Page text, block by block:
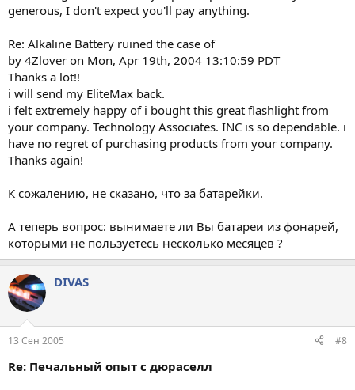
generous, I don't expect you'll pay anything.
Re: Alkaline Battery ruined the case of
by 4Zlover on Mon, Apr 19th, 2004 13:10:59 PDT
Thanks a lot!!
i will send my EliteMax back.
i felt extremely happy of i bought this great flashlight from
your company. Technology Associates. INC is so dependable. i
have no regret of purchasing products from your company.
Thanks again!
К сожалению, не сказано, что за батарейки.
А теперь вопрос: вынимаете ли Вы батареи из фонарей,
которыми не пользуетесь несколько месяцев ?
DIVAS
13 Сен 2005 #8
Re: Печальный опыт с дюраселл